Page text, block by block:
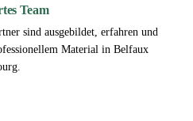
Team
sind ausgebildet, erfahren und
Material in Belfaux